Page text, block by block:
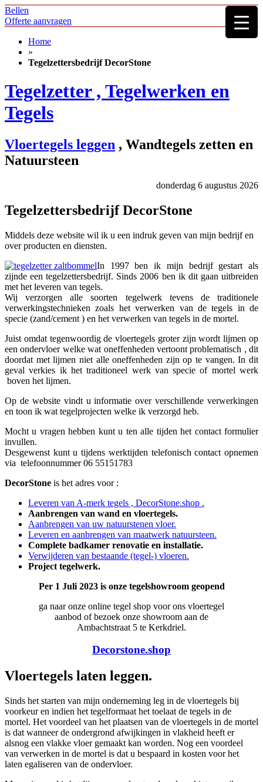
Bellen
Offerte aanvragen
Home
»
Tegelzettersbedrijf DecorStone
Tegelzetter , Tegelwerken en
Tegels
Vloertegels leggen , Wandtegels zetten en
Natuursteen
donderdag 6 augustus 2026
Tegelzettersbedrijf DecorStone
Middels deze website wil ik u een indruk geven van mijn bedrijf en
over producten en diensten.
In 1997 ben ik mijn bedrijf gestart als
zijnde een tegelzettersbedrijf. Sinds 2006 ben ik dit gaan uitbreiden
met het leveren van tegels.
Wij verzorgen alle soorten tegelwerk tevens de traditionele
verwerkingstechnieken zoals het verwerken van de tegels in de
specie (zand/cement ) en het verwerken van tegels in de mortel.
Juist omdat tegenwoordig de vloertegels groter zijn wordt lijmen op
een ondervloer welke wat oneffenheden vertoont problematisch , dit
doordat met lijmen niet alle oneffenheden zijn op te vangen. In dit
geval verkies ik het traditioneel werk van specie of mortel werk
boven het lijmen.
Op de website vindt u informatie over verschillende verwerkingen
en toon ik wat tegelprojecten welke ik verzorgd heb.
Mocht u vragen hebben kunt u ten alle tijden het contact formulier
invullen.
Desgewenst kunt u tijdens werktijden telefonisch contact opnemen
via telefoonnummer 06 55151783
DecorStone is het adres voor :
Leveren van A-merk tegels , DecorStone.shop .
Aanbrengen van wand en vloertegels.
Aanbrengen van uw natuurstenen vloer.
Leveren en aanbrengen van maatwerk natuursteen.
Complete badkamer renovatie en installatie.
Verwijderen van bestaande (tegel-) vloeren.
Project tegelwerk.
Per 1 Juli 2023 is onze tegelshowroom geopend
ga naar onze online tegel shop voor ons vloertegel
aanbod of bezoek onze showroom aan de
Ambachtstraat 5 te Kerkdriel.
Decorstone.shop
Vloertegels laten leggen.
Sinds het starten van mijn onderneming leg in de vloertegels bij
voorkeur en indien het tegelformaat het toelaat de tegels in de
mortel. Het voordeel van het plaatsen van de vloertegels in de mortel
is dat wanneer de ondergrond afwijkingen in vlakheid heeft er
alsnog een vlakke vloer gemaakt kan worden. Nog een voordeel
van verwerken in de mortel is dat u bespaard in kosten voor het
laten egaliseren van de ondervloer.